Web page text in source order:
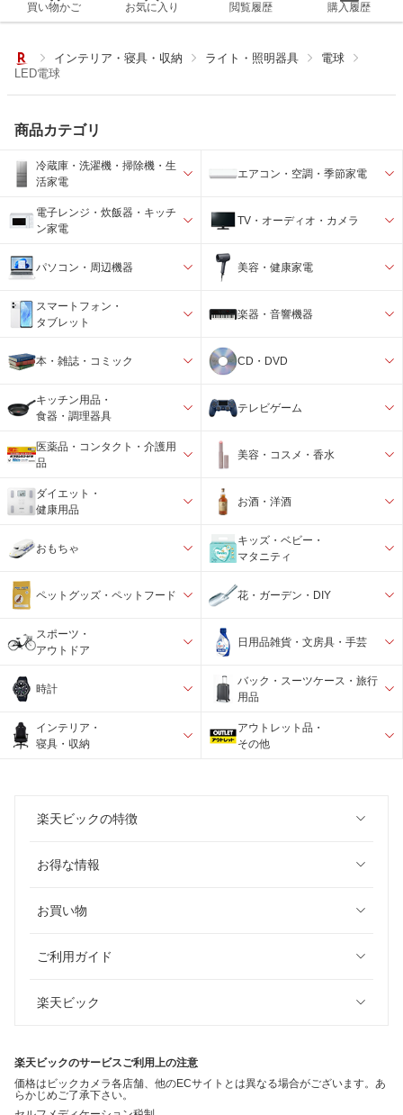
買い物かご お気に入り 閲覧履歴 購入履歴
インテリア・寝具・収納 ライト・照明器具
電球
LED電球
商品カテゴリ
冷蔵庫・洗濯機・掃除機・生
活家電
エアコン・空調・季節家電
電子レンジ・炊飯器・キッチ
ン家電
TV・オーディオ・カメラ
パソコン・周辺機器 美容・健康家電
スマートフォン・
タブレット
楽器・音響機器
本・雑誌・コミック CD・DVD
キッチン用品・
食器・調理器具
テレビゲーム
医薬品・コンタクト・介護用
品
美容・コスメ・香水
ダイエット・
健康用品
お酒・洋酒
おもちゃ
キッズ・ベビー・
マタニティ
ペットグッズ・ペットフード 花・ガーデン・DIY
スポーツ・
アウトドア
日用品雑貨・文房具・手芸
時計
バック・スーツケース・旅行
用品
インテリア・
寝具・収納
アウトレット品・
その他
楽天ビックの特徴
お得な情報
お買い物
ご利用ガイド
楽天ビック
楽天ビックのサービスご利用上の注意
価格はビックカメラ各店舗、他のECサイトとは異なる場合がございます。あ
らかじめご了承下さい。